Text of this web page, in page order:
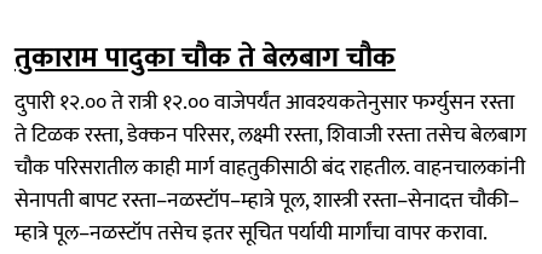
तुकाराम पादुका चौक ते बेलबाग चौक
दुपारी १२.०० ते रात्री १२.०० वाजेपर्यंत आवश्यकतेनुसार फर्ग्युसन रस्ता
ते टिळक रस्ता, डेक्कन परिसर, लक्ष्मी रस्ता, शिवाजी रस्ता तसेच बेलबाग
चौक परिसरातील काही मार्ग वाहतुकीसाठी बंद राहतील. वाहनचालकांनी
सेनापती बापट रस्ता–नळस्टॉप–म्हात्रे पूल, शास्त्री रस्ता–सेनादत्त चौकी–
म्हात्रे पूल–नळस्टॉप तसेच इतर सूचित पर्यायी मार्गांचा वापर करावा.